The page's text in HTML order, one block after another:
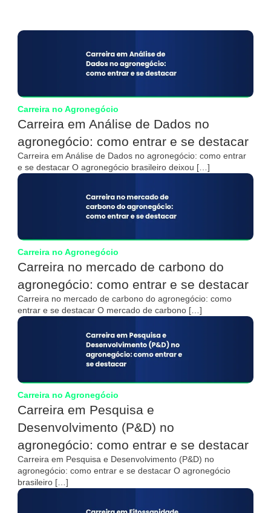
Carreira no Agronegócio
Carreira em Análise de Dados no
agronegócio: como entrar e se destacar
Carreira em Análise de Dados no agronegócio: como entrar
e se destacar O agronegócio brasileiro deixou […]
Carreira no Agronegócio
Carreira no mercado de carbono do
agronegócio: como entrar e se destacar
Carreira no mercado de carbono do agronegócio: como
entrar e se destacar O mercado de carbono […]
Carreira no Agronegócio
Carreira em Pesquisa e
Desenvolvimento (P&D) no
agronegócio: como entrar e se destacar
Carreira em Pesquisa e Desenvolvimento (P&D) no
agronegócio: como entrar e se destacar O agronegócio
brasileiro […]